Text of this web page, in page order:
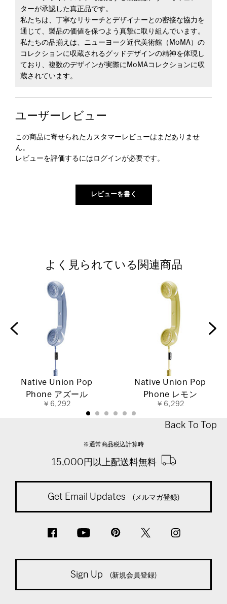
ターが承認した真正品です。
私たちは、丁寧なリサーチとデザイナーとの密接な協力を
通じて、製品の価値を保つよう真摯に取り組んでいます。
私たちの品揃えは、ニューヨーク近代美術館（MoMA）の
コレクションに収蔵されるグッドデザインの精神を体現し
ており、複数のデザインが実際にMoMAコレクションに収
蔵されています。
ユーザーレビュー
この商品に寄せられたカスタマーレビューはまだありませ
ん。
レビューを評価するには ログインが必要です。
よく見られている関連商品
Native Union Pop
Phone アズール
￥6,292
Native Union Pop
Phone レモン
￥6,292
Back To Top
※通常商品税込計算時
15,000円以上配送料無料
Get Email Updates (メルマガ登録)
Sign Up (新規会員登録)